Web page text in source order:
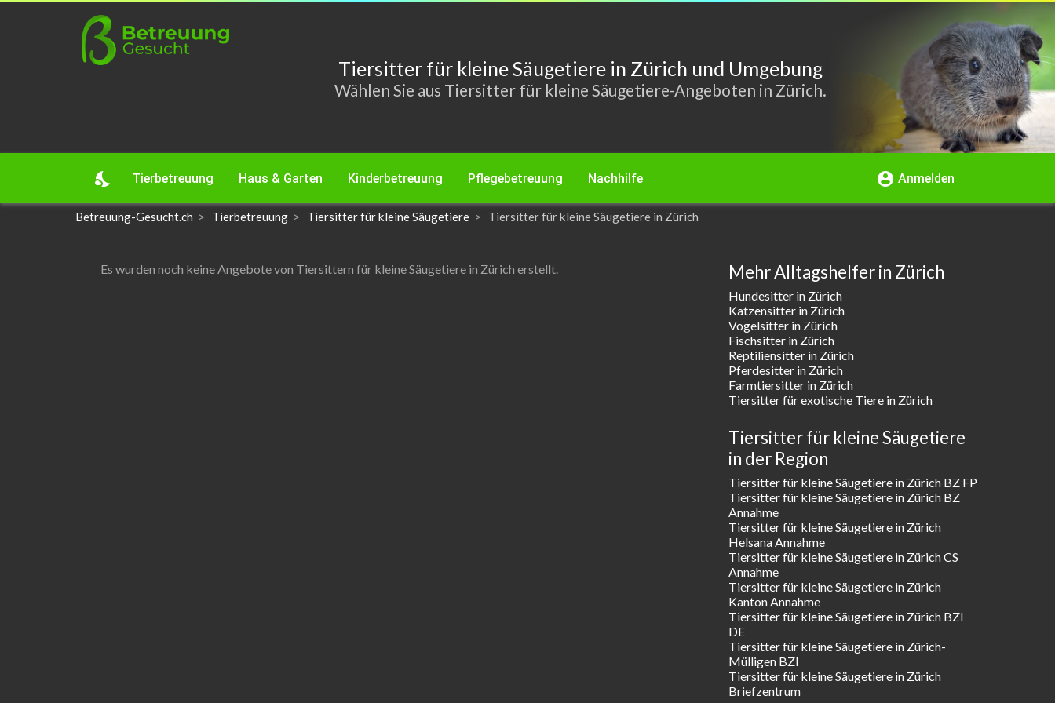
Tiersitter für kleine Säugetiere in Zürich und Umgebung
Wählen Sie aus Tiersitter für kleine Säugetiere-Angeboten in Zürich.
nights_stay Tierbetreuung Haus & Garten Kinderbetreuung Pflegebetreuung Nachhilfe account_circle Anmelden
Betreuung-Gesucht.ch Tierbetreuung Tiersitter für kleine Säugetiere Tiersitter für kleine Säugetiere in Zürich
Es wurden noch keine Angebote von Tiersittern für kleine Säugetiere in Zürich erstellt. Mehr Alltagshelfer in Zürich
Hundesitter in Zürich
Katzensitter in Zürich
Vogelsitter in Zürich
Fischsitter in Zürich
Reptiliensitter in Zürich
Pferdesitter in Zürich
Farmtiersitter in Zürich
Tiersitter für exotische Tiere in Zürich
Tiersitter für kleine Säugetiere
in der Region
Tiersitter für kleine Säugetiere in Zürich BZ FP
Tiersitter für kleine Säugetiere in Zürich BZ
Annahme
Tiersitter für kleine Säugetiere in Zürich
Helsana Annahme
Tiersitter für kleine Säugetiere in Zürich CS
Annahme
Tiersitter für kleine Säugetiere in Zürich
Kanton Annahme
Tiersitter für kleine Säugetiere in Zürich BZI
DE
Tiersitter für kleine Säugetiere in Zürich-
Mülligen BZI
Tiersitter für kleine Säugetiere in Zürich
Briefzentrum